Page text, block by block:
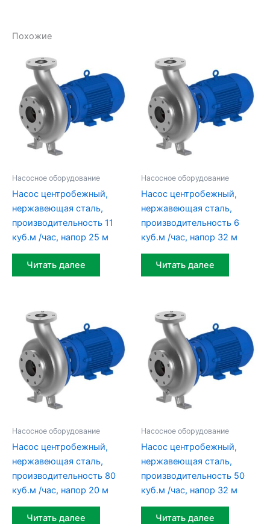
Похожие
Насосное оборудование
Насос центробежный,
нержавеющая сталь,
производительность 11
куб.м /час, напор 25 м
Читать далее
Насосное оборудование
Насос центробежный,
нержавеющая сталь,
производительность 6
куб.м /час, напор 32 м
Читать далее
Насосное оборудование
Насос центробежный,
нержавеющая сталь,
производительность 80
куб.м /час, напор 20 м
Читать далее
Насосное оборудование
Насос центробежный,
нержавеющая сталь,
производительность 50
куб.м /час, напор 32 м
Читать далее